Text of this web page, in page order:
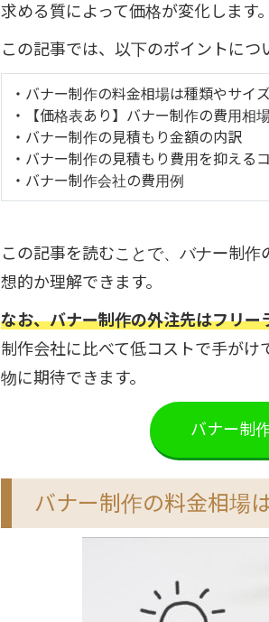
求める質によって価格が変化します。
この記事では、以下のポイントにつ
・バナー制作の料金相場は種類やサイ
・【価格表あり】バナー制作の費用相
・バナー制作の見積もり金額の内訳
・バナー制作の見積もり費用を抑える
・バナー制作会社の費用例
この記事を読むことで、バナー制
想的か理解できます。
なお、バナー制作の外注先はフリー
制作会社に比べて低コストで手が
物に期待できます。
バナー制
バナー制作の料金相場